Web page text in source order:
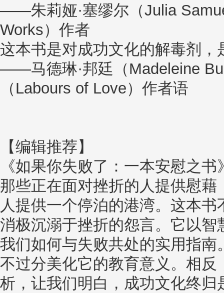
——朱莉娅·塞缪尔（Julia
Works）作者
这本书是对成功文化的解毒剂，
——马德琳·邦廷（Madeleine
（Labours of Love）作者语
【编辑推荐】
《如果你失败了：一本安慰之
那些正在面对挫折的人提供慰
人提供一个停泊的港湾。这本
消极沉溺于挫折的怨言。它以
我们如何与失败共处的实用指
不过分美化它的教育意义。相
析，让我们明白，成功文化终